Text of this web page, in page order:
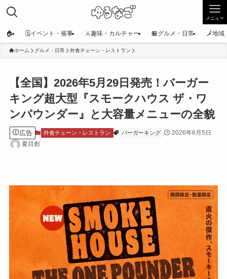
メニュー
🏠 🗓️イベント・催事 ⚔️趣味・カルチャー 🏪グルメ・日常 🗾地域
ホーム グルメ・日常 外食チェーン・レストラン
【全国】2026年5月29日発売！バーガー
キング超大型『スモークハウス ザ・ワ
ンパウンダー』と大容量メニューの全貌
広告 外食チェーン・レストラン バーガーキング
2026年6月5日
夏目創